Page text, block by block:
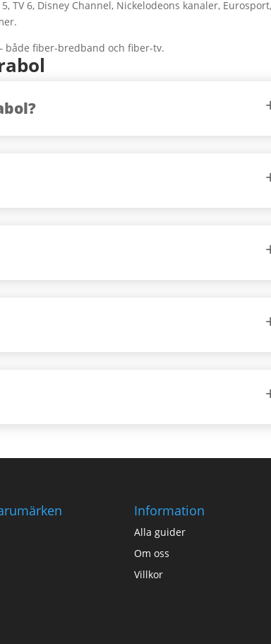
TV 6, Disney Channel, Nickelodeons kanaler, Eurosport,
både fiber-bredband och fiber-tv.
Information
Alla guider
Om oss
Villkor